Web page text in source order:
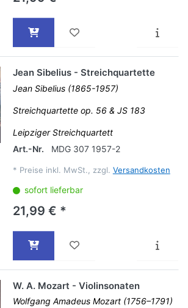
Jean Sibelius - Streichquartette
Jean Sibelius (1865-1957)
Streichquartette op. 56 & JS 183
Leipziger Streichquartett
Art.-Nr.
MDG 307 1957-2
* Preise inkl. MwSt., zzgl. Versandkosten
sofort lieferbar
21,99 € *
W. A. Mozart - Violinsonaten
Wolfgang Amadeus Mozart (1756–1791)